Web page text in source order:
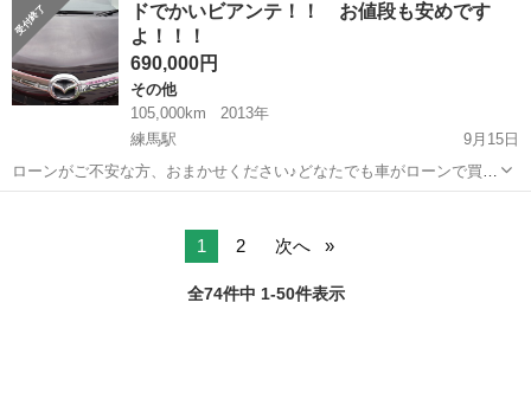
ン！！！！ 消費税８％から１０％に切り替わる今だからこそ お得にク
ルマを買おう！！...
ドでかいビアンテ！！ お値段も安めです
よ！！！
690,000円
その他
105,000km
2013年
練馬駅
9月15日
ローンがご不安な方、おまかせください♪どなたでも車がローンで買え
ます!!!!! 【おかげ様で８年目に突入！】ハチキャ
1 2 次へ
全74件中 1-50件表示